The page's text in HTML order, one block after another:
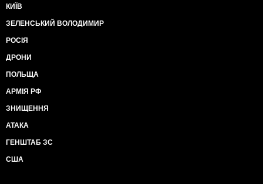
КИЇВ
ЗЕЛЕНСЬКИЙ ВОЛОДИМИР
РОСІЯ
ДРОНИ
ПОЛЬЩА
АРМІЯ РФ
ЗНИЩЕННЯ
АТАКА
ГЕНШТАБ ЗС
США